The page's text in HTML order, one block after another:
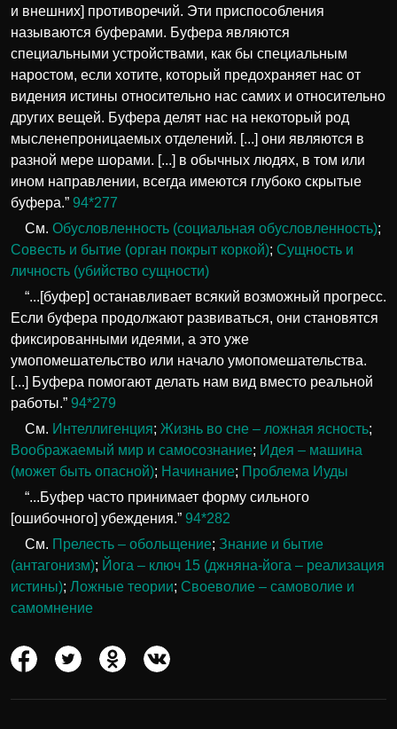
и внешних] противоречий. Эти приспособления
называются буферами. Буфера являются
специальными устройствами, как бы специальным
наростом, если хотите, который предохраняет нас от
видения истины относительно нас самих и относительно
других вещей. Буфера делят нас на некоторый род
мысленепроницаемых отделений. [...] они являются в
разной мере шорами. [...] в обычных людях, в том или
ином направлении, всегда имеются глубоко скрытые
буфера.” 94*277
См. Обусловленность (социальная обусловленность);
Совесть и бытие (орган покрыт коркой); Сущность и
личность (убийство сущности)
“...[буфер] останавливает всякий возможный прогресс.
Если буфера продолжают развиваться, они становятся
фиксированными идеями, а это уже
умопомешательство или начало умопомешательства.
[...] Буфера помогают делать нам вид вместо реальной
работы.” 94*279
См. Интеллигенция; Жизнь во сне – ложная ясность;
Воображаемый мир и самосознание; Идея – машина
(может быть опасной); Начинание; Проблема Иуды
“...Буфер часто принимает форму сильного
[ошибочного] убеждения.” 94*282
См. Прелесть – обольщение; Знание и бытие
(антагонизм); Йога – ключ 15 (джняна-йога – реализация
истины); Ложные теории; Своеволие – самоволие и
самомнение